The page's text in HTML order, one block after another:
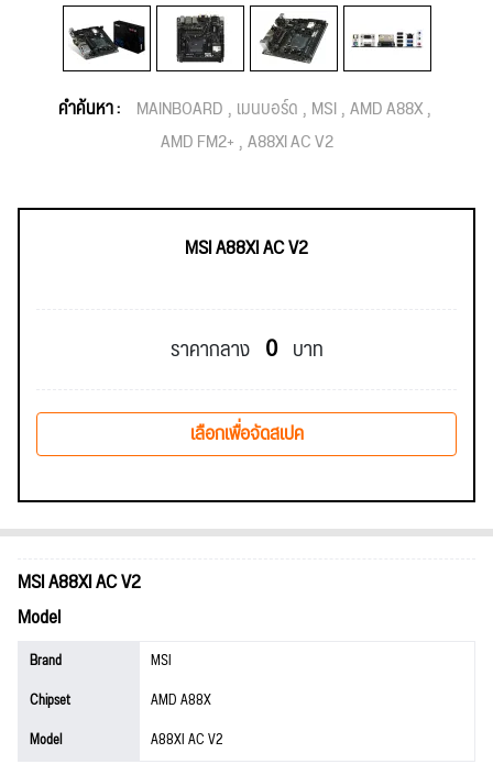
คำค้นหา : MAINBOARD เมนบอร์ด MSI AMD A88X
AMD FM2+ A88XI AC V2
MSI A88XI AC V2
ราคากลาง 0 บาท
เลือกเพื่อจัดสเปค
MSI A88XI AC V2
Model
Brand
MSI
Chipset
AMD A88X
Model
A88XI AC V2